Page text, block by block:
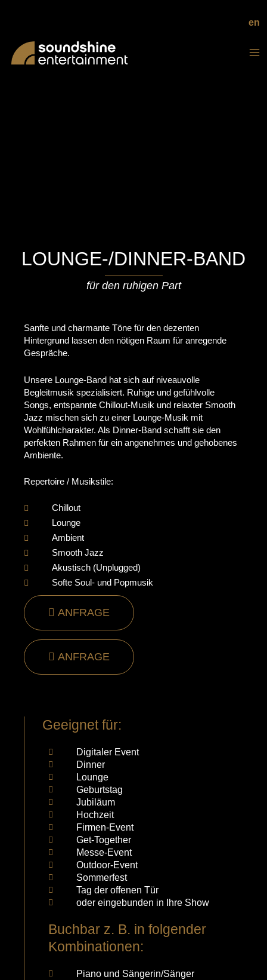
en
LOUNGE-/DINNER-BAND
für den ruhigen Part
Sanfte und charmante Töne für den dezenten
Hintergrund lassen den nötigen Raum für anregende
Gespräche.
Unsere Lounge-Band hat sich auf niveauvolle
Begleitmusik spezialisiert. Ruhige und gefühlvolle
Songs, entspannte Chillout-Musik und relaxter Smooth
Jazz mischen sich zu einer Lounge-Musik mit
Wohlfühlcharakter. Als Dinner-Band schafft sie den
perfekten Rahmen für ein angenehmes und gehobenes
Ambiente.
Repertoire / Musikstile:
Chillout
Lounge
Ambient
Smooth Jazz
Akustisch (Unplugged)
Softe Soul- und Popmusik
ANFRAGE
ANFRAGE
Geeignet für:
Digitaler Event
Dinner
Lounge
Geburtstag
Jubiläum
Hochzeit
Firmen-Event
Get-Together
Messe-Event
Outdoor-Event
Sommerfest
Tag der offenen Tür
oder eingebunden in Ihre Show
Buchbar z. B. in folgender
Kombinationen:
Piano und Sängerin/Sänger